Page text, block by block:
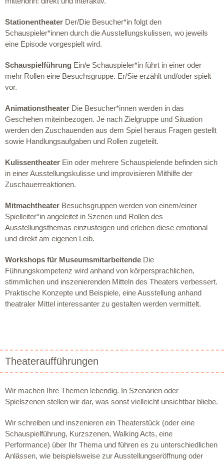
Stationentheater Der/Die Besucher*in folgt den
Schauspieler*innen durch die Ausstellungskulissen, wo jeweils
eine Episode vorgespielt wird.
Schauspielführung Ein/e Schauspieler*in führt in einer oder
mehr Rollen eine Besuchsgruppe. Er/Sie erzählt und/oder spielt
vor.
Animationstheater Die Besucher*innen werden in das
Geschehen miteinbezogen. Je nach Zielgruppe und Situation
werden den Zuschauenden aus dem Spiel heraus Fragen gestellt
sowie Handlungsaufgaben und Rollen zugeteilt.
Kulissentheater Ein oder mehrere Schauspielende befinden sich
in einer Ausstellungskulisse und improvisieren Mithilfe der
Zuschauerreaktionen.
Mitmachtheater Besuchsgruppen werden von einem/einer
Spielleiter*in angeleitet in Szenen und Rollen des
Ausstellungsthemas einzusteigen und erleben diese emotional
und direkt am eigenen Leib.
Workshops für Museumsmitarbeitende Die
Führungskompetenz wird anhand von körpersprachlichen,
stimmlichen und inszenierenden Mitteln des Theaters verbessert.
Praktische Konzepte und Beispiele, eine Ausstellung anhand
theatraler Mittel interessanter zu gestalten werden vermittelt.
Theateraufführungen
Wir machen Ihre Themen lebendig. In Szenarien oder
Spielszenen stellen wir dar, was sonst vielleicht unsichtbar bliebe.
Wir schreiben und inszenieren ein Theaterstück (oder eine
Schauspielführung, Kurzszenen, Walking Acts, eine
Performance) über Ihr Thema und führen es zu unterschiedlichen
Anlässen, wie beispielsweise zur Ausstellungseröffnung oder